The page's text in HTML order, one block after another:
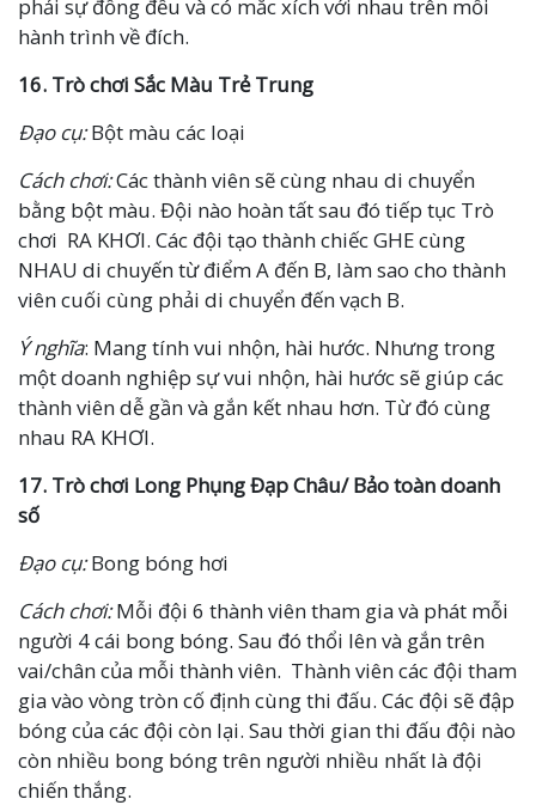
phải sự đồng đều và có mắc xích với nhau trên mỗi
hành trình về đích.
16. Trò chơi Sắc Màu Trẻ Trung
Đạo cụ:Bột màu các loại
Cách chơi:Các thành viên sẽ cùng nhau di chuyển
bằng bột màu. Đội nào hoàn tất sau đó tiếp tục Trò
chơi RA KHƠI. Các đội tạo thành chiếc GHE cùng
NHAU di chuyến từ điểm A đến B, làm sao cho thành
viên cuối cùng phải di chuyển đến vạch B.
Ý nghĩa: Mang tính vui nhộn, hài hước. Nhưng trong
một doanh nghiệp sự vui nhộn, hài hước sẽ giúp các
thành viên dễ gần và gắn kết nhau hơn. Từ đó cùng
nhau RA KHƠI.
17. Trò chơi Long Phụng Đạp Châu/ Bảo toàn doanh
số
Đạo cụ:Bong bóng hơi
Cách chơi:Mỗi đội 6 thành viên tham gia và phát mỗi
người 4 cái bong bóng. Sau đó thổi lên và gắn trên
vai/chân của mỗi thành viên. Thành viên các đội tham
gia vào vòng tròn cố định cùng thi đấu. Các đội sẽ đập
bóng của các đội còn lại. Sau thời gian thi đấu đội nào
còn nhiều bong bóng trên người nhiều nhất là đội
chiến thắng.